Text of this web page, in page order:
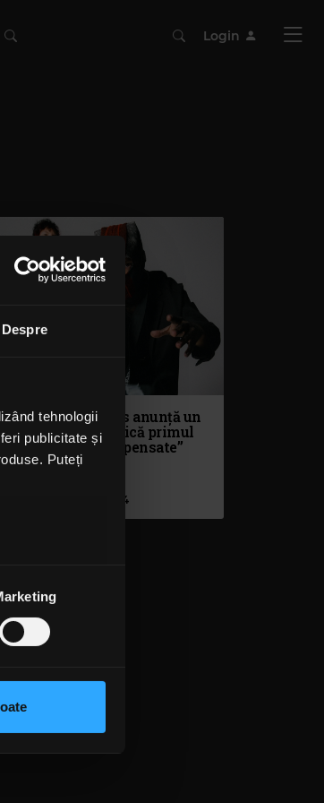
Despre
tehnologii
publicitate și
Puteți
cu detalii
la modul în
serviciilor
Login
twenty one pilots anunță un
nou album și publică primul
single, „Overcompensate”
VINERI, 1 MARTIE 2024